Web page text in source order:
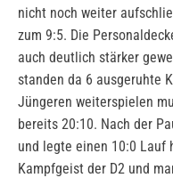
nicht noch weiter
zum 9:5. Die
auch deutlich stärker
standen da 6 ausgeruhte
Jüngeren weiterspielen
bereits 20:10. Nach der
und legte einen 10:0 Lauf
Kampfgeist der D2 und